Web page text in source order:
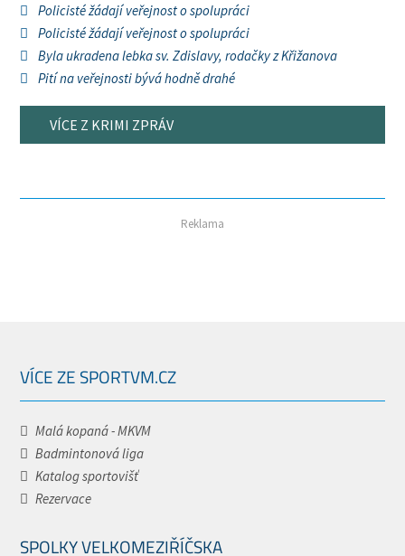
Policisté žádají veřejnost o spolupráci
Policisté žádají veřejnost o spolupráci
Byla ukradena lebka sv. Zdislavy, rodačky z Křižanova
Pití na veřejnosti bývá hodně drahé
VÍCE Z KRIMI ZPRÁV
Reklama
VÍCE ZE SPORTVM.CZ
Malá kopaná - MKVM
Badmintonová liga
Katalog sportovišť
Rezervace
SPOLKY VELKOMEZIŘÍČSKA